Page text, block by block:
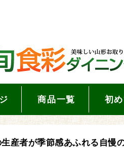
商品一覧 初
産者が季節感あふれる自慢